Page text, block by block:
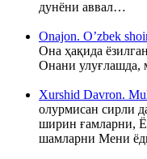
дунёни аввал…
Onajon. O’zbek
Она ҳақида
Онани улуғлашда,
Xurshid Davron.
олурмисан сирли
ширин ғамларни,
шамларни Мени